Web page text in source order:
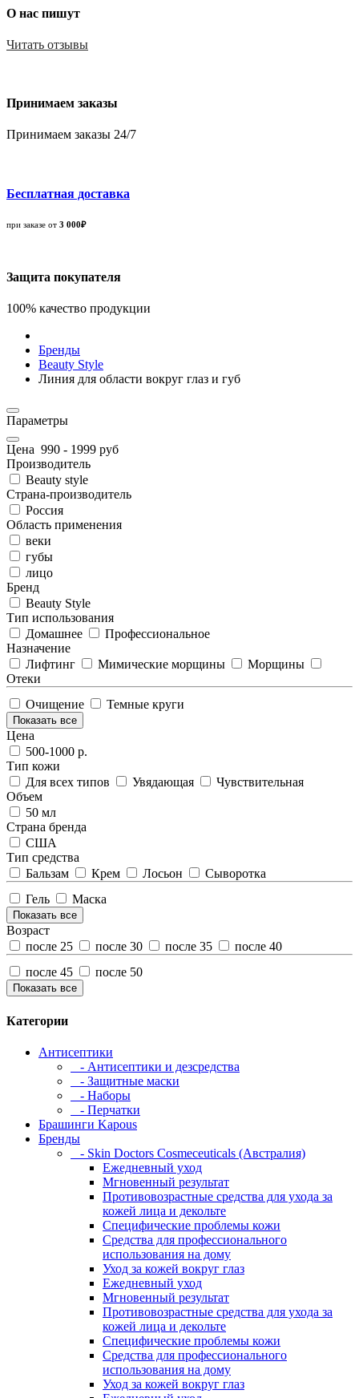
О нас пишут
Читать отзывы
Принимаем заказы
Принимаем заказы 24/7
Бесплатная доставка
при заказе от 3 000₽
Защита покупателя
100% качество продукции
Бренды
Beauty Style
Линия для области вокруг глаз и губ
Параметры
Цена 990 - 1999 руб
Производитель
Beauty style
Страна-производитель
Россия
Область применения
веки
губы
лицо
Бренд
Beauty Style
Тип использования
Домашнее
Профессиональное
Назначение
Лифтинг
Мимические морщины
Морщины
Отеки
Очищение
Темные круги
Показать все
Цена
500-1000 р.
Тип кожи
Для всех типов
Увядающая
Чувствительная
Объем
50 мл
Страна бренда
США
Тип средства
Бальзам
Крем Лосьон
Сыворотка
Гель
Маска
Показать все
Возраст
после 25
после 30 после 35
после 40
после 45
после 50
Показать все
Категории
Антисептики
- Антисептики и дезсредства
- Защитные маски
- Наборы
- Перчатки
Брашинги Kapous
Бренды
- Skin Doctors Cosmeceuticals (Австралия)
Ежедневный уход
Мгновенный результат
Противовозрастные средства для ухода за
кожей лица и декольте
Специфические проблемы кожи
Средства для профессионального
использования на дому
Уход за кожей вокруг глаз
Ежедневный уход
Мгновенный результат
Противовозрастные средства для ухода за
кожей лица и декольте
Специфические проблемы кожи
Средства для профессионального
использования на дому
Уход за кожей вокруг глаз